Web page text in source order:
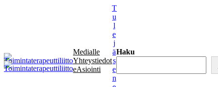
Medialle
Yhteystiedot
eAsiointi
T
u
l
e
j
ä
s
e
n
Haku